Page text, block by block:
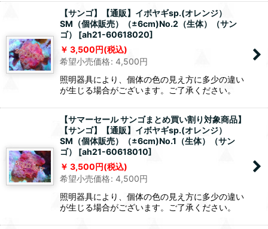
【サンゴ】【通販】イボヤギsp.(オレンジ）
SM（個体販売）（±6cm)No.2（生体）（サン
ゴ）
[ah21-60618020]
3,500円(税込)
希望小売価格: 4,500円
照明器具により、個体の色の見え方に多少の違い
が生じる場合がございます。ご了承ください。
【サマーセール サンゴまとめ買い割り対象商品】
【サンゴ】【通販】イボヤギsp.(オレンジ）
SM（個体販売）（±6cm)No.1（生体）（サン
ゴ）
[ah21-60618010]
3,500円(税込)
希望小売価格: 4,500円
照明器具により、個体の色の見え方に多少の違い
が生じる場合がございます。ご了承ください。